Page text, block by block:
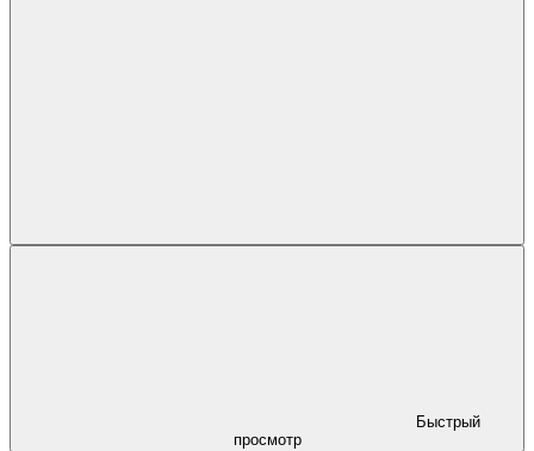
Быстрый
просмотр